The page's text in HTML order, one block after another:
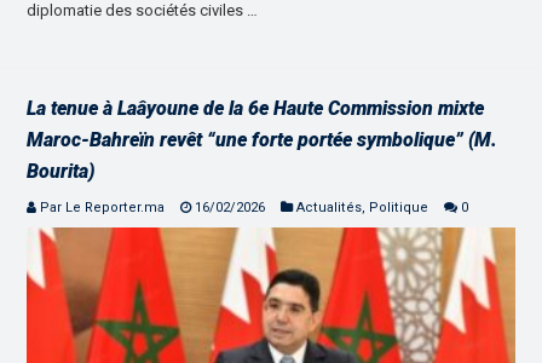
diplomatie des sociétés civiles …
La tenue à Laâyoune de la 6e Haute Commission mixte
Maroc-Bahreïn revêt “une forte portée symbolique” (M.
Bourita)
Par Le Reporter.ma 16/02/2026 Actualités, Politique 0